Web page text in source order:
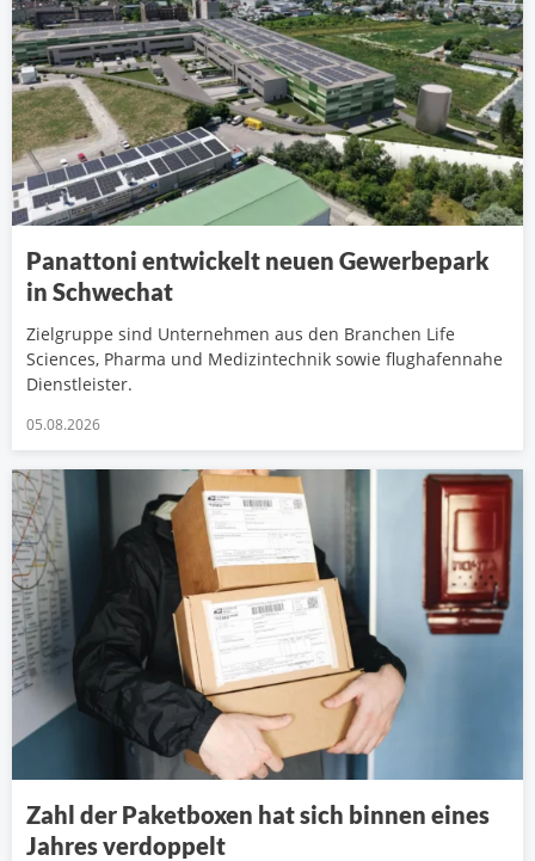
Panattoni entwickelt neuen Gewerbepark
in Schwechat
Zielgruppe sind Unternehmen aus den Branchen Life
Sciences, Pharma und Medizintechnik sowie flughafennahe
Dienstleister.
05.08.2026
Zahl der Paketboxen hat sich binnen eines
Jahres verdoppelt